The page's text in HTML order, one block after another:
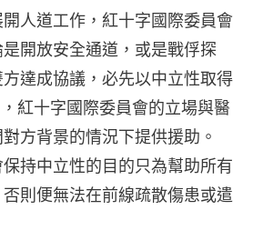
人道工作，紅十字國際委員會
開放安全通道，或是戰俘探
達成協議，必先以中立性取得
紅十字國際委員會的立場與醫
方背景的情況下提供援助。
保持中立性的目的只為幫助所有
則便無法在前線疏散傷患或遣